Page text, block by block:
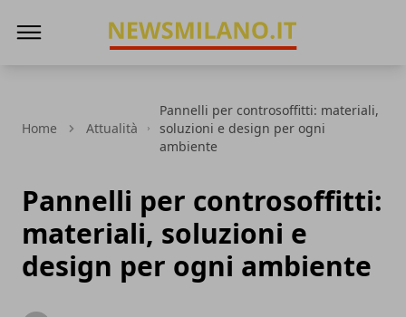
Home Attualità
Pannelli per controsoffitti: materiali,
soluzioni e design per ogni
ambiente
Pannelli per controsoffitti:
materiali, soluzioni e
design per ogni ambiente